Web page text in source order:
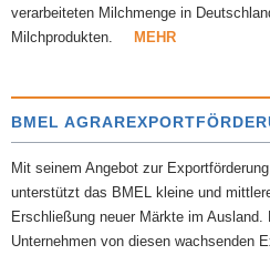
verarbeiteten Milchmenge in
Milchprodukten.
MEHR
BMEL
Mit seinem Angebot zur Exportförderung
unterstützt das BMEL kleine und
Erschließung neuer Märkte im
Unternehmen von diesen wachsenden